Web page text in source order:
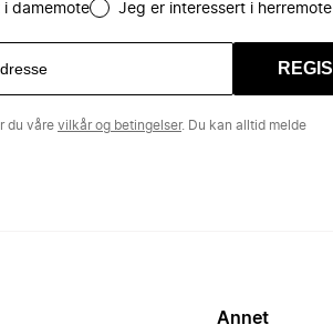
damemote Jeg er interessert i herremote
du våre vilkår og betingelser. Du kan alltid melde
Annet